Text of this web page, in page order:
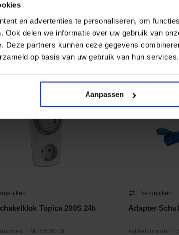
en advertenties te personaliseren, om
Ook delen we informatie over uw gebruik van
Deze partners kunnen deze gegevens
op basis van uw gebruik van hun services.
Aanpassen
Aantal + − Aantal
Topica 200S 24h
EM162500081
Vergelijken
Adapter
Artikelnummer: